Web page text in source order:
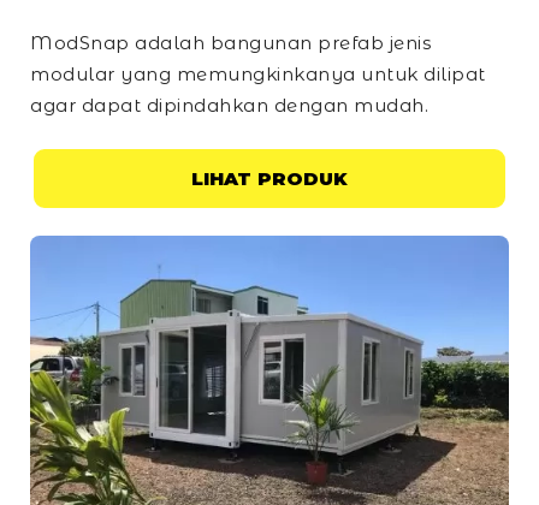
ModSnap adalah bangunan prefab jenis
modular yang memungkinkanya untuk dilipat
agar dapat dipindahkan dengan mudah.
LIHAT PRODUK